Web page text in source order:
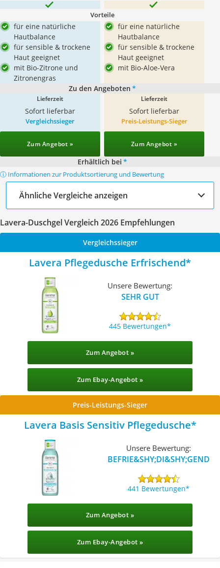
Vorteile
für eine natürliche
Hautbalance
für sensible & trockene
Haut geeignet
mit Bio-Zitrone und
Zitronengras
für eine natürliche
Hautbalance
für sensible & trockene
Haut geeignet
mit Bio-Aloe-Vera
Zu den Angeboten *
Lieferzeit
Sofort lieferbar
Lieferzeit
Sofort lieferbar
Vergleichssieger
Zum Angebot »
Preis-Leistungs-Sieger
Zum Angebot »
Erhältlich bei *
ⓘ Informationen zur Produktsortierung und Bewertung
Ähnliche Vergleiche anzeigen
Lavera-Duschgel Vergleich 2026 Empfehlungen
Vergleichssieger
Lavera Pflegedusche Erfrischend
Unsere Bewertung:
SEHR GUT
445 Bewertungen
Zum Angebot »
Zum Ebay-Angebot »
Preis-Leistungs-Sieger
Lavera Basis Sensitiv Pflegedusche
Unsere Bewertung:
BEFRIE&SHY;DI&SHY;GEND
441 Bewertungen
Zum Angebot »
Zum Ebay-Angebot »